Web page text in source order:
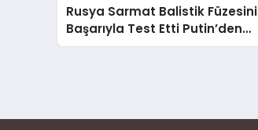
Rusya Sarmat Balistik Füzesini
Başarıyla Test Etti Putin’den
Açıklama Geldi